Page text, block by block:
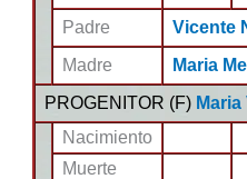
Padre
Vicente
Madre
Maria
PROGENITOR (F)
Nacimiento
Muerte